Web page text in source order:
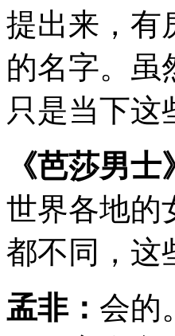
提出来，有
的名字。虽
只是当下这
《芭莎男士
世界各地的
都不同，这
孟非： 会的